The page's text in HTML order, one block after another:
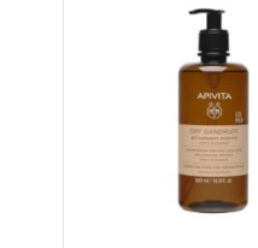
Μαλακώνει
Age 3+